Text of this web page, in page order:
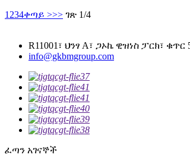
1 234ቀጣይ >>> ገጽ 1/4
R11001፣ ህንፃ A፣ ጋኦኬ ዊዝነስ ፓርክ፣
info@gkbmgroup.com
ፈጣን አገናኞች